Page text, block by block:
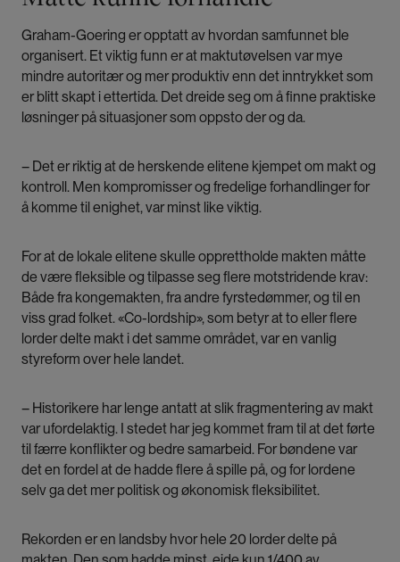
Graham-Goering er opptatt av hvordan samfunnet ble
organisert. Et viktig funn er at maktutøvelsen var mye
mindre autoritær og mer produktiv enn det inntrykket som
er blitt skapt i ettertida. Det dreide seg om å finne praktiske
løsninger på situasjoner som oppsto der og da.
– Det er riktig at de herskende elitene kjempet om makt og
kontroll. Men kompromisser og fredelige forhandlinger for
å komme til enighet, var minst like viktig.
For at de lokale elitene skulle opprettholde makten måtte
de være fleksible og tilpasse seg flere motstridende krav:
Både fra kongemakten, fra andre fyrstedømmer, og til en
viss grad folket. «Co-lordship», som betyr at to eller flere
lorder delte makt i det samme området, var en vanlig
styreform over hele landet.
– Historikere har lenge antatt at slik fragmentering av makt
var ufordelaktig. I stedet har jeg kommet fram til at det førte
til færre konflikter og bedre samarbeid. For bøndene var
det en fordel at de hadde flere å spille på, og for lordene
selv ga det mer politisk og økonomisk fleksibilitet.
Rekorden er en landsby hvor hele 20 lorder delte på